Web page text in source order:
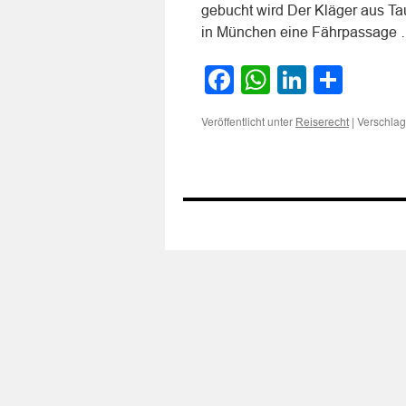
gebucht wird Der Kläger aus
in München eine Fährpassage
Facebook
WhatsApp
LinkedIn
Veröffentlicht unter Reiserecht |